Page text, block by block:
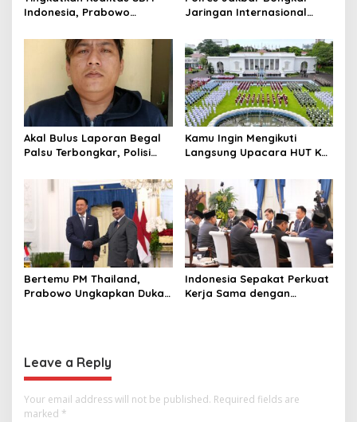
Indonesia, Prabowo
hingga Undang Universitas
Terbaik Dunia
Jaringan Internasional
Narkoba, 7 Tersangka
Diringkus dan Barang Bukti
1,1 Ton Rp119 Miliar
Dimusnahkan
Akal Bulus Laporan Begal
Palsu Terbongkar, Polisi
Perusahaan untuk Crypto
Kamu Ingin Mengikuti
Langsung Upacara HUT Ke-
Istana? Ini Link
Pendaftaran Resminya di
Sini
Bertemu PM Thailand,
Prabowo Ungkapkan Duka
Indonesia Sepakat Perkuat
Kerja Sama dengan
Leave a Reply
Your email address will not be published. Required fields are
marked *